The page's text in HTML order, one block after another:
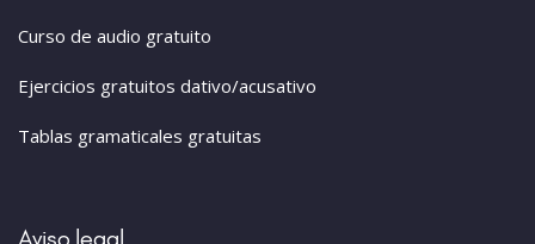
Curso de audio gratuito
Ejercicios gratuitos dativo/acusativo
Tablas gramaticales gratuitas
Aviso legal